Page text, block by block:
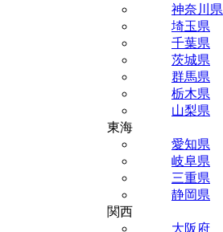
神奈川県
埼玉県
千葉県
茨城県
群馬県
栃木県
山梨県
東海
愛知県
岐阜県
三重県
静岡県
関西
大阪府